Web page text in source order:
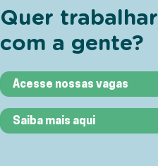
Quer trabalhar
com a gente?
Acesse nossas vagas
Saiba mais aqui